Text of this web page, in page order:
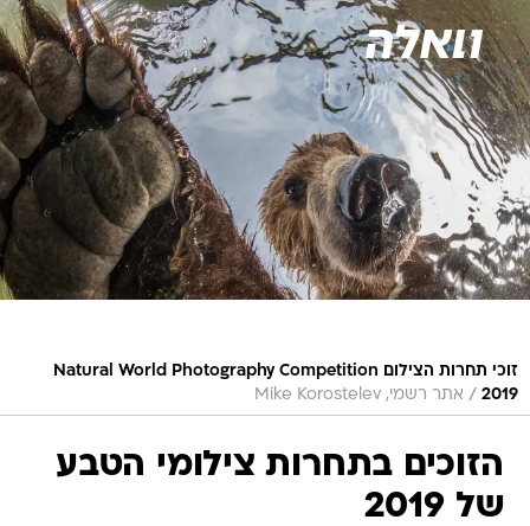
זוכי תחרות הצילום Natural World Photography Competition
2019
/ אתר רשמי, Mike Korostelev
הזוכים בתחרות צילומי הטבע
של 2019